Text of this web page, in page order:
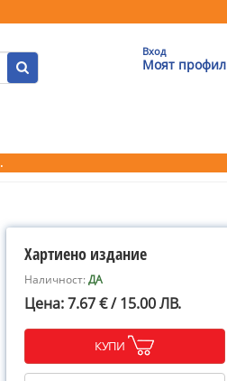
Вход
Моят профил
Хартиено издание
Наличност:ДА
Цена: 7.67 € / 15.00 ЛВ.
КУПИ